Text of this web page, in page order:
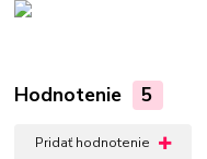
Hodnotenie 5
Pridať hodnotenie